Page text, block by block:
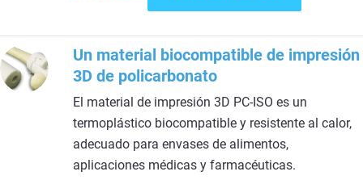
Un material biocompatible de impresión
3D de policarbonato
El material de impresión 3D PC-ISO es un
termoplástico biocompatible y resistente al calor,
adecuado para envases de alimentos,
aplicaciones médicas y farmacéuticas.